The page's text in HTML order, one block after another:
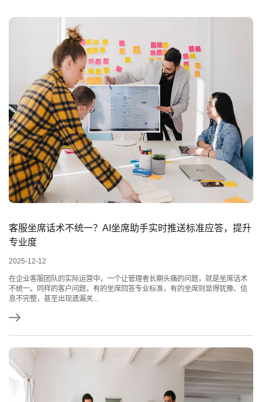
客服坐席话术不统一？AI坐席助手实时推送标准应答，提升
专业度
2025-12-12
在企业客服团队的实际运营中，一个让管理者长期头痛的问题，就是坐席话术
不统一。同样的客户问题，有的坐席回答专业标准，有的坐席则显得犹豫、信
息不完整，甚至出现遗漏关...